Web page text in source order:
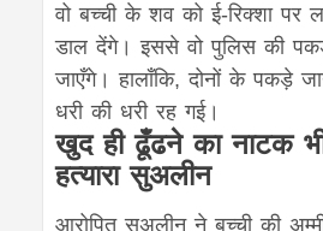
वो बच्ची के शव को ई-रिक्शा पर
डाल देंगे। इससे वो पुलिस की
जाएँगे। हालाँकि, दोनों के पकड़े
धरी की धरी रह गई।
खुद ही ढूँढने का नाटक
हत्यारा सुअलीन
आरोपित सुअलीन ने बच्ची की